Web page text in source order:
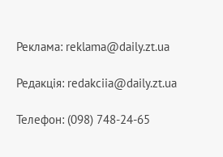
Реклама: reklama@daily.zt.ua
Редакція: redakciia@daily.zt.ua
Телефон: (098) 748-24-65